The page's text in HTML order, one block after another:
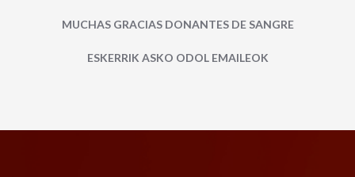
MUCHAS GRACIAS DONANTES DE SANGRE
ESKERRIK ASKO ODOL EMAILEOK